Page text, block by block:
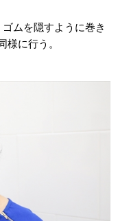
ムを隠すように巻き
様に行う。